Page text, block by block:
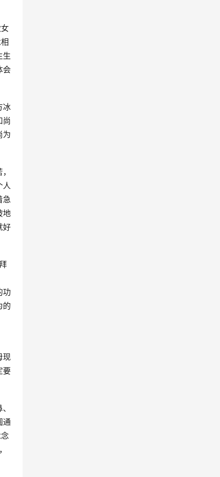
生
会
冰
尚
为
人
急
地
好
功
的
现
要
通